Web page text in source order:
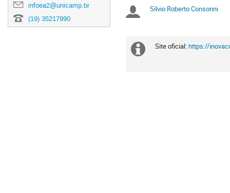
infoea2@unicamp.br
(19) 35217990
Presidentes
Silvio Roberto Consonni
Informação
Site oficial:https://